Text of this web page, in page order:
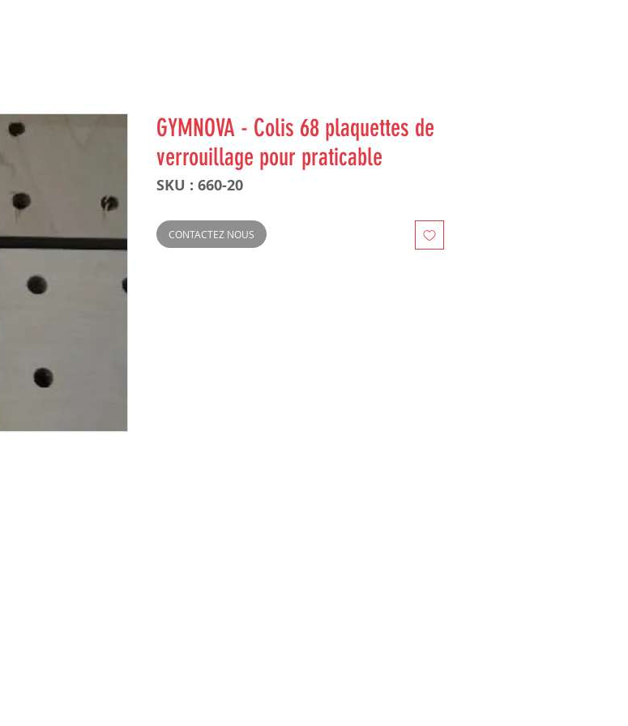
GYMNOVA - Colis 68 plaquettes de
verrouillage pour praticable
SKU : 660-20
CONTACTEZ NOUS